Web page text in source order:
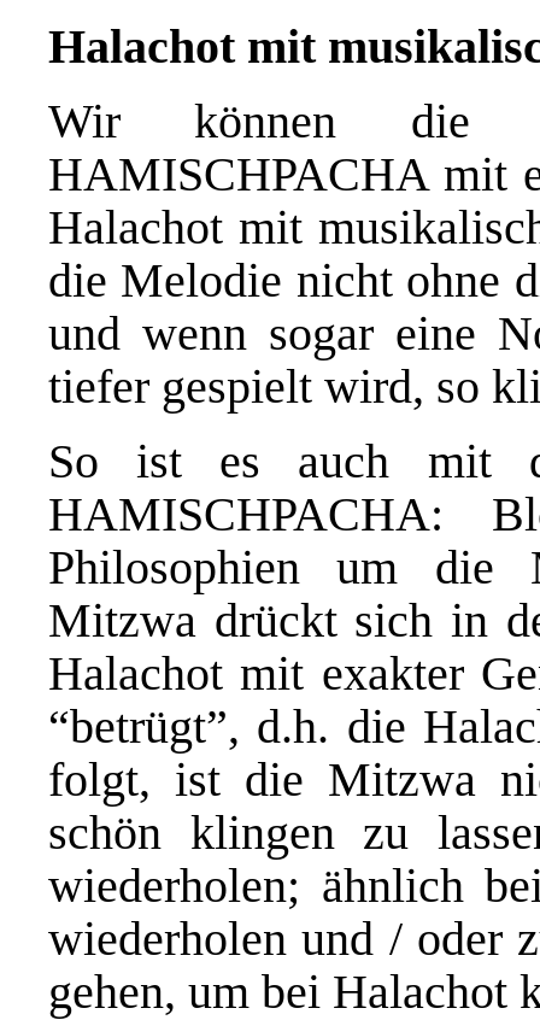
Halachot mit
Wir können die
HAMISCHPACHA mit
Halachot mit
die Melodie nicht ohne
und wenn sogar eine
tiefer gespielt wird, so
So ist es auch mit
HAMISCHPACHA:
Philosophien um die
Mitzwa drückt sich in
Halachot mit exakter
“betrügt”, d.h. die
folgt, ist die Mitzwa
schön klingen zu
wiederholen; ähnlich
wiederholen und / oder
gehen, um bei Halachot